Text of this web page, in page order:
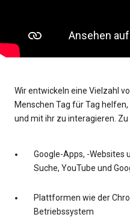
Wir entwickeln eine Vielzahl
Menschen Tag für Tag
und mit ihr zu interagieren.
Google-Apps, -Websites
Suche, YouTube und
Plattformen wie der
Betriebssystem